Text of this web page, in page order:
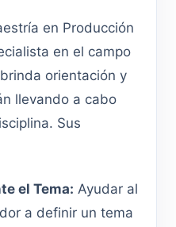
en Producción
en el campo
orientación y
llevando a cabo
Sus
el Tema: Ayudar al
a definir un tema